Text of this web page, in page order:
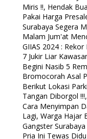
Miris !!, Hendak
Pakai Harga
Surabaya Segera
Malam Jum'at
GIIAS 2024 :
7 Jukir Liar
Begini Nasib 5
Bromocorah Asal
Berikut Lokasi
Tangan Diborgol
Cara Menyimpan
Lagi, Warga Hajar
Gangster
Pria Ini Tewas